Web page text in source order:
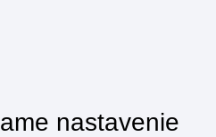
nastavenie